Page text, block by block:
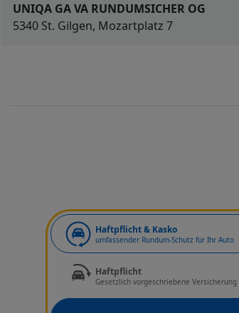
UNIQA GA VA RUNDUMSICHER OG
5340 St. Gilgen, Mozartplatz 7
Haftpflicht & Kasko
umfassender Rundum-Schutz für Ihr Auto
Haftpflicht
Gesetzlich vorgeschriebene Versicherung